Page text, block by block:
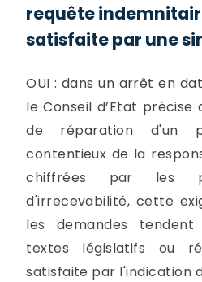
requête
satisfaite par une
OUI : dans un arrêt en
le Conseil d’Etat précise
de réparation d'un
contentieux de la
chiffrées par les
d'irrecevabilité, cette
les demandes
textes législatifs ou
satisfaite par l'indication